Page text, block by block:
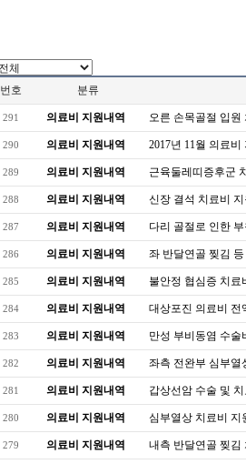
번호 분류
291 의료비 지원내역 오른 손목골절 입원
290 의료비 지원내역 2017년 11월 의료비
289 의료비 지원내역 근육둘레띠증후군
288 의료비 지원내역 신장 결석 치료비 지
287 의료비 지원내역 다리 골절로 인한
286 의료비 지원내역 좌 반달연골 찢김
285 의료비 지원내역 불안정 협심증 치료
284 의료비 지원내역 대상포진 의료비 전
283 의료비 지원내역 만성 부비동염 수술
282 의료비 지원내역 좌측 전완부 심부열
281 의료비 지원내역 갑상선암 수술 및
280 의료비 지원내역 심부열상 치료비 지
279 의료비 지원내역 내측 반달연골 찢김